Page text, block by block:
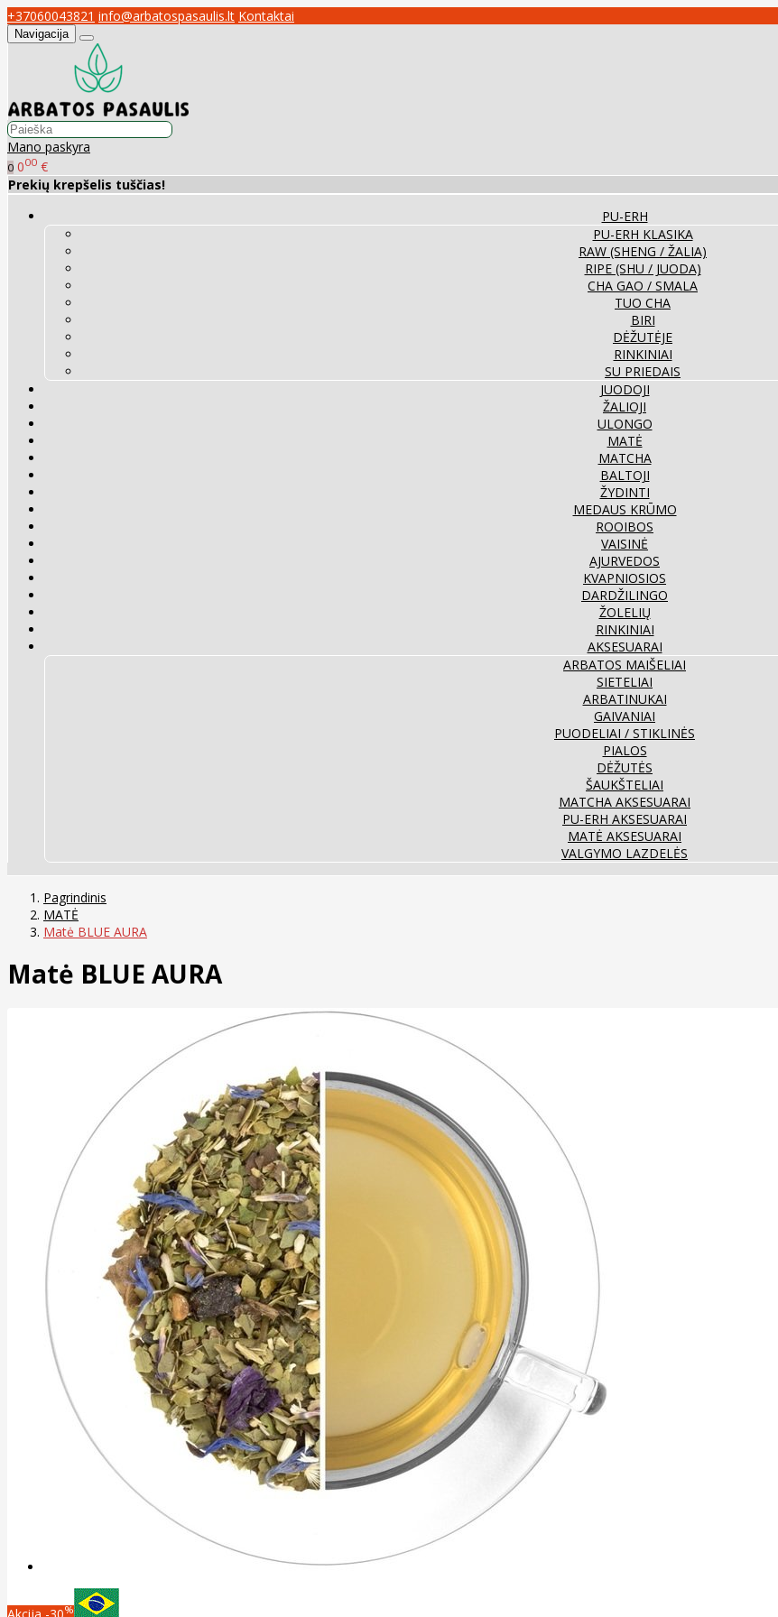
+37060043821 info@arbatospasaulis.lt Kontaktai
Navigacija
Mano paskyra
0 000 €
Prekių krepšelis tuščias!
PU-ERH
PU-ERH KLASIKA
RAW (SHENG / ŽALIA)
RIPE (SHU / JUODA)
CHA GAO / SMALA
TUO CHA
BIRI
DĖŽUTĖJE
RINKINIAI
SU PRIEDAIS
JUODOJI
ŽALIOJI
ULONGO
MATĖ
MATCHA
BALTOJI
ŽYDINTI
MEDAUS KRŪMO
ROOIBOS
VAISINĖ
AJURVEDOS
KVAPNIOSIOS
DARDŽILINGO
ŽOLELIŲ
RINKINIAI
AKSESUARAI
ARBATOS MAIŠELIAI
SIETELIAI
ARBATINUKAI
GAIVANIAI
PUODELIAI / STIKLINĖS
PIALOS
DĖŽUTĖS
ŠAUKŠTELIAI
MATCHA AKSESUARAI
PU-ERH AKSESUARAI
MATĖ AKSESUARAI
VALGYMO LAZDELĖS
Pagrindinis
MATĖ
Matė BLUE AURA
Matė BLUE AURA
%